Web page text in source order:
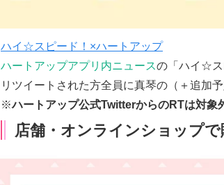
ハイ☆スピード！×ハートアップ
ハートアップアプリ内ニュースの「ハイ☆ス
リツイートされた方全員に真琴の（＋追加予
※ハートアップ公式TwitterからのRTは対象
店舗・オンラインショップ